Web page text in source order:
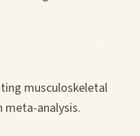
musculoskeletal
meta-analysis.